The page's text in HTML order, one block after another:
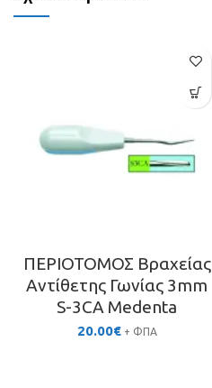
ΠΕΡΙΟΤΟΜΟΣ Βραχείας
Αντίθετης Γωνίας 3mm
S-3CA Medenta
20.00€ + ΦΠΑ